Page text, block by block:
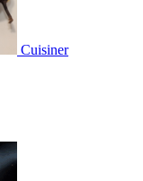
Cuisiner